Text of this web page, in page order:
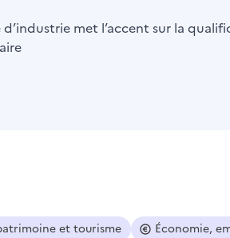
met l’accent sur la
et tourisme Économie,